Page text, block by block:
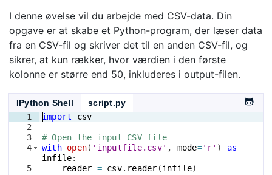
I denne øvelse vil du arbejde med CSV-data. Din
opgave er at skabe et Python-program, der læser data
fra en CSV-fil og skriver det til en anden CSV-fil, og
sikrer, at kun rækker, hvor værdien i den første
kolonne er større end 50, inkluderes i output-filen.
IPython Shell
script.py
1
2
3
4
5
import csv
# Open the input CSV file
with open( 'inputfile.csv' , mode='r' )
as
infile:
reader = csv. reader (infile)